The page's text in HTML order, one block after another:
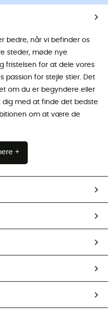
bedre, når vi befinder os
steder, møde nye
fristelsen for at dele vores
for stejle stier. Det
om du er begyndere eller
med at finde det bedste
om at være de
+